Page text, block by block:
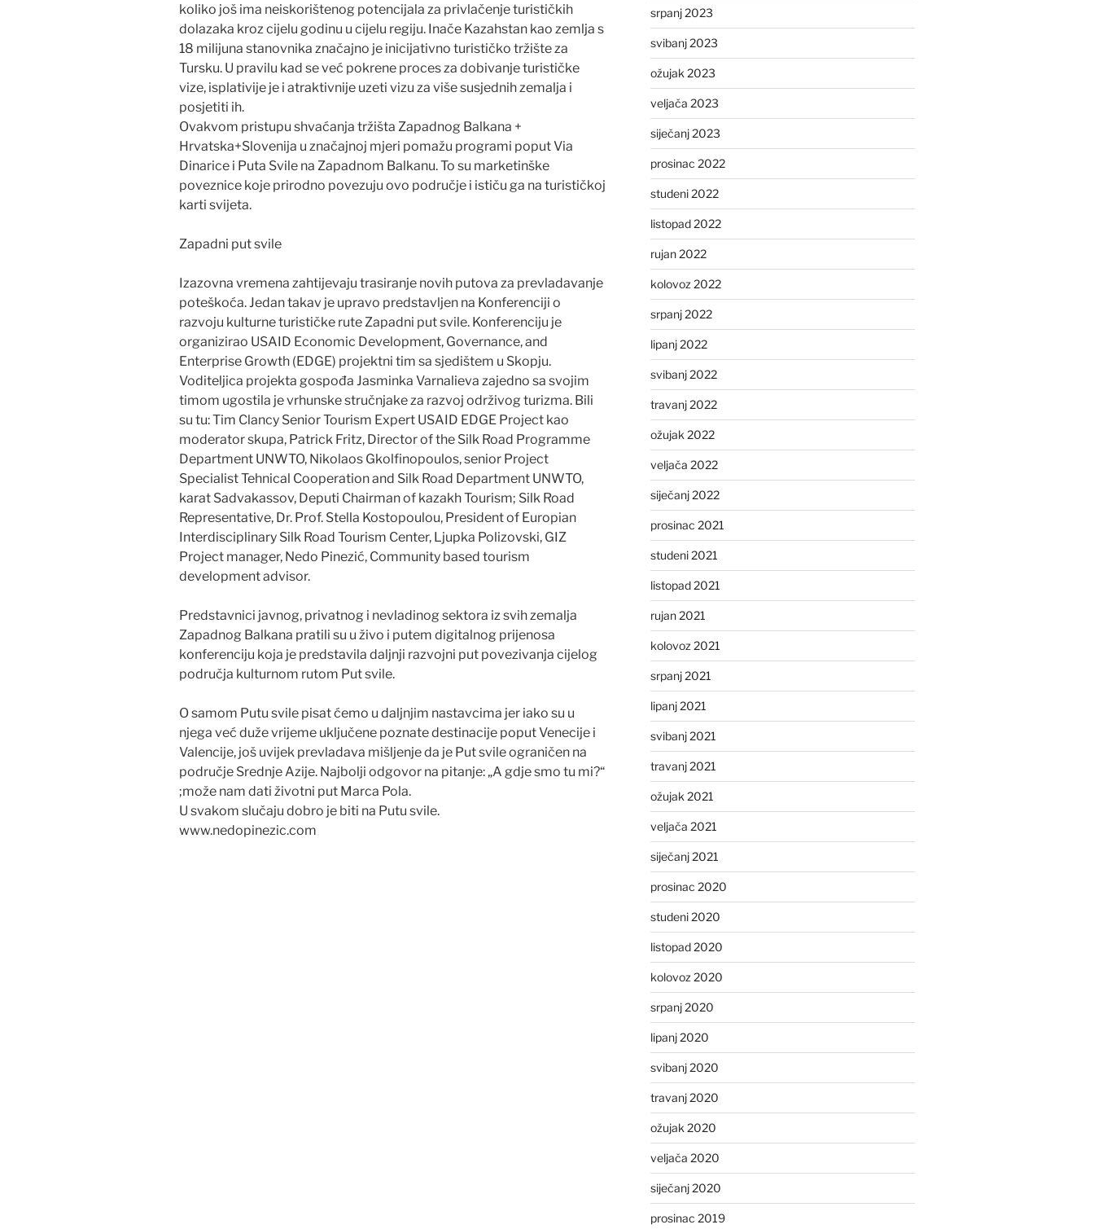
koliko još ima neiskorištenog potencijala za privlačenje turističkih
dolazaka kroz cijelu godinu u cijelu regiju. Inače Kazahstan kao zemlja s
18 milijuna stanovnika značajno je inicijativno turističko tržište za
Tursku. U pravilu kad se već pokrene proces za dobivanje turističke
vize, isplativije je i atraktivnije uzeti vizu za više susjednih zemalja i
posjetiti ih.
Ovakvom pristupu shvaćanja tržišta Zapadnog Balkana +
Hrvatska+Slovenija u značajnoj mjeri pomažu programi poput Via
Dinarice i Puta Svile na Zapadnom Balkanu. To su marketinške
poveznice koje prirodno povezuju ovo područje i ističu ga na turističkoj
karti svijeta.
Zapadni put svile
Izazovna vremena zahtijevaju trasiranje novih putova za prevladavanje
poteškoća. Jedan takav je upravo predstavljen na Konferenciji o
razvoju kulturne turističke rute Zapadni put svile. Konferenciju je
organizirao USAID Economic Development, Governance, and
Enterprise Growth (EDGE) projektni tim sa sjedištem u Skopju.
Voditeljica projekta gospođa Jasminka Varnalieva zajedno sa svojim
timom ugostila je vrhunske stručnjake za razvoj održivog turizma. Bili
su tu: Tim Clancy Senior Tourism Expert USAID EDGE Project kao
moderator skupa, Patrick Fritz, Director of the Silk Road Programme
Department UNWTO, Nikolaos Gkolfinopoulos, senior Project
Specialist Tehnical Cooperation and Silk Road Department UNWTO,
karat Sadvakassov, Deputi Chairman of kazakh Tourism; Silk Road
Representative, Dr. Prof. Stella Kostopoulou, President of Europian
Interdisciplinary Silk Road Tourism Center, Ljupka Polizovski, GIZ
Project manager, Nedo Pinezić, Community based tourism
development advisor.
Predstavnici javnog, privatnog i nevladinog sektora iz svih zemalja
Zapadnog Balkana pratili su u živo i putem digitalnog prijenosa
konferenciju koja je predstavila daljnji razvojni put povezivanja cijelog
područja kulturnom rutom Put svile.
O samom Putu svile pisat ćemo u daljnjim nastavcima jer iako su u
njega već duže vrijeme uključene poznate destinacije poput Venecije i
Valencije, još uvijek prevladava mišljenje da je Put svile ograničen na
područje Srednje Azije. Najbolji odgovor na pitanje: „A gdje smo tu mi?“
;može nam dati životni put Marca Pola.
U svakom slučaju dobro je biti na Putu svile.
www.nedopinezic.com
srpanj 2023
svibanj 2023
ožujak 2023
veljača 2023
siječanj 2023
prosinac 2022
studeni 2022
listopad 2022
rujan 2022
kolovoz 2022
srpanj 2022
lipanj 2022
svibanj 2022
travanj 2022
ožujak 2022
veljača 2022
siječanj 2022
prosinac 2021
studeni 2021
listopad 2021
rujan 2021
kolovoz 2021
srpanj 2021
lipanj 2021
svibanj 2021
travanj 2021
ožujak 2021
veljača 2021
siječanj 2021
prosinac 2020
studeni 2020
listopad 2020
kolovoz 2020
srpanj 2020
lipanj 2020
svibanj 2020
travanj 2020
ožujak 2020
veljača 2020
siječanj 2020
prosinac 2019